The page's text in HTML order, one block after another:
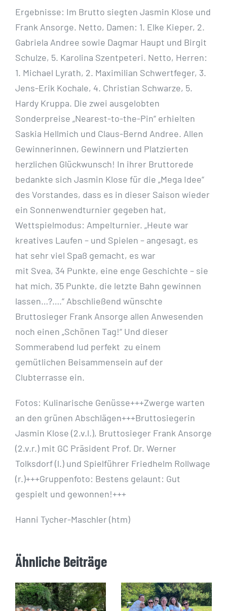
Ergebnisse: Im Brutto siegten Jasmin Klose und
Frank Ansorge. Netto, Damen: 1. Elke Kieper, 2.
Gabriela Andree sowie Dagmar Haupt und Birgit
Schulze, 5. Karolina Szentpeteri. Netto, Herren:
1. Michael Lyrath, 2. Maximilian Schwertfeger, 3.
Jens-Erik Kochale, 4. Christian Schwarze, 5.
Hardy Kruppa. Die zwei ausgelobten
Sonderpreise „Nearest-to-the-Pin“ erhielten
Saskia Hellmich und Claus-Bernd Andree. Allen
Gewinnerinnen, Gewinnern und Platzierten
herzlichen Glückwunsch! In ihrer Bruttorede
bedankte sich Jasmin Klose für die „Mega Idee“
des Vorstandes, dass es in dieser Saison wieder
ein Sonnenwendturnier gegeben hat,
Wettspielmodus: Ampelturnier. „Heute war
kreatives Laufen – und Spielen – angesagt, es
hat sehr viel Spaß gemacht, es war
mit Svea, 34 Punkte, eine enge Geschichte – sie
hat mich, 35 Punkte, die letzte Bahn gewinnen
lassen…?….“ Abschließend wünschte
Bruttosieger Frank Ansorge allen Anwesenden
noch einen „Schönen Tag!“ Und dieser
Sommerabend lud perfekt zu einem
gemütlichen Beisammensein auf der
Clubterrasse ein.
Fotos: Kulinarische Genüsse+++Zwerge warten
an den grünen Abschlägen+++Bruttosiegerin
Jasmin Klose (2.v.l.), Bruttosieger Frank Ansorge
(2.v.r.) mit GC Präsident Prof. Dr. Werner
Tolksdorf (l.) und Spielführer Friedhelm Rollwage
(r.)+++Gruppenfoto: Bestens gelaunt: Gut
gespielt und gewonnen!+++
Hanni Tycher-Maschler (htm)
Ähnliche Beiträge